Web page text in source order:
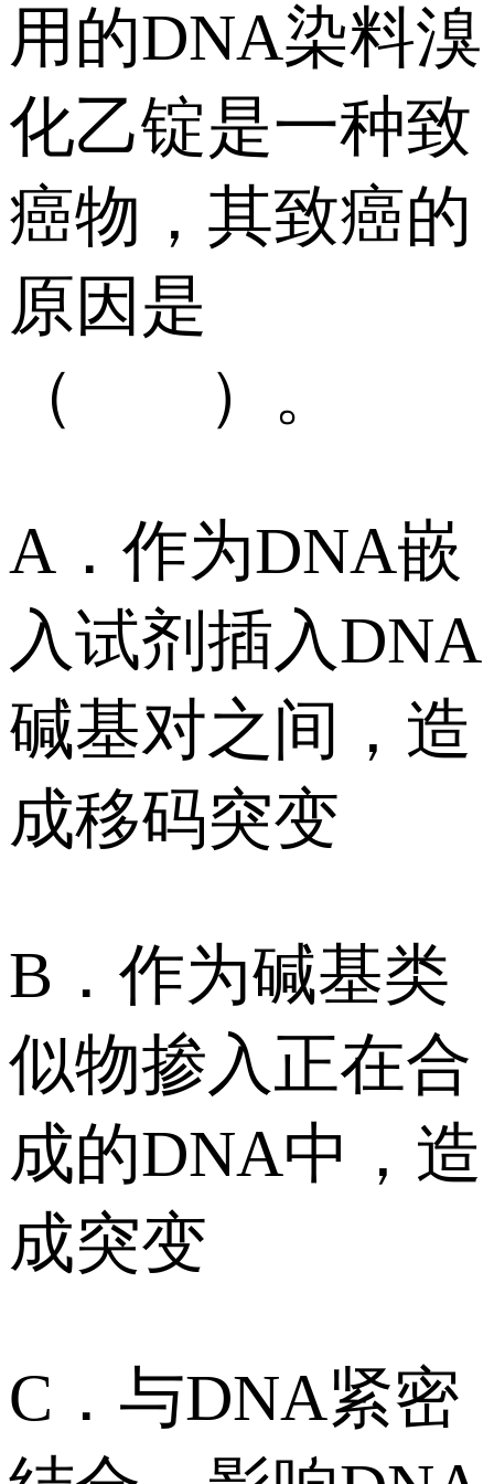
用的DNA染料溴
化乙锭是一种致
癌物，其致癌的
原因是
（ ）。
A．作为DNA嵌
入试剂插入DNA
碱基对之间，造
成移码突变
B．作为碱基类
似物掺入正在合
成的DNA中，造
成突变
C．与DNA紧密